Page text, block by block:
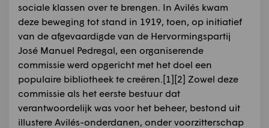
sociale klassen over te brengen. In Avilés kwam
deze beweging tot stand in 1919, toen, op initiatief
van de afgevaardigde van de Hervormingspartij
José Manuel Pedregal, een organiserende
commissie werd opgericht met het doel een
populaire bibliotheek te creëren.[1]​[2]​ Zowel deze
commissie als het eerste bestuur dat
verantwoordelijk was voor het beheer, bestond uit
illustere Avilés-onderdanen, onder voorzitterschap